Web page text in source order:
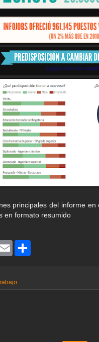
principales del informe
en formato resumido
E